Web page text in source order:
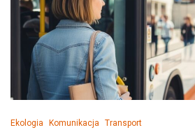
Ekologia Komunikacja Transport